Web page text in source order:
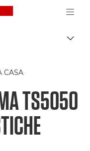
Canon Logo, back
CASA
TS5050